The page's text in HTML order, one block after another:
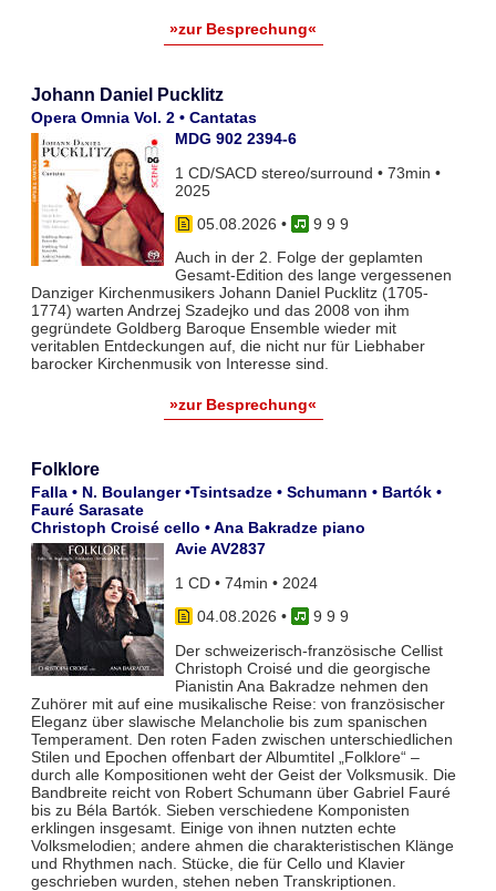
»zur Besprechung«
Johann Daniel Pucklitz
Opera Omnia Vol. 2 • Cantatas
MDG 902 2394-6
1 CD/SACD stereo/surround • 73min •
2025
05.08.2026 •
9 9 9
Auch in der 2. Folge der geplamten
Gesamt-Edition des lange vergessenen
Danziger Kirchenmusikers Johann Daniel Pucklitz (1705-
1774) warten Andrzej Szadejko und das 2008 von ihm
gegründete Goldberg Baroque Ensemble wieder mit
veritablen Entdeckungen auf, die nicht nur für Liebhaber
barocker Kirchenmusik von Interesse sind.
»zur Besprechung«
Folklore
Falla • N. Boulanger •Tsintsadze • Schumann • Bartók •
Fauré Sarasate
Christoph Croisé cello • Ana Bakradze piano
Avie AV2837
1 CD • 74min • 2024
04.08.2026 •
9 9 9
Der schweizerisch-französische Cellist
Christoph Croisé und die georgische
Pianistin Ana Bakradze nehmen den
Zuhörer mit auf eine musikalische Reise: von französischer
Eleganz über slawische Melancholie bis zum spanischen
Temperament. Den roten Faden zwischen unterschiedlichen
Stilen und Epochen offenbart der Albumtitel „Folklore“ –
durch alle Kompositionen weht der Geist der Volksmusik. Die
Bandbreite reicht von Robert Schumann über Gabriel Fauré
bis zu Béla Bartók. Sieben verschiedene Komponisten
erklingen insgesamt. Einige von ihnen nutzten echte
Volksmelodien; andere ahmen die charakteristischen Klänge
und Rhythmen nach. Stücke, die für Cello und Klavier
geschrieben wurden, stehen neben Transkriptionen.